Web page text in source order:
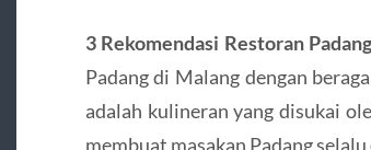
3 Rekomendasi Restoran
Padang di Malang dengan
adalah kulineran yang disukai
membuat masakan Padang